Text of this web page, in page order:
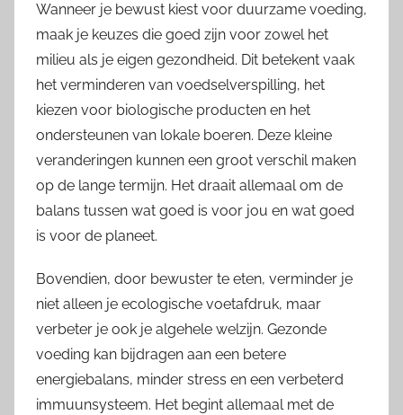
Wanneer je bewust kiest voor duurzame voeding,
maak je keuzes die goed zijn voor zowel het
milieu als je eigen gezondheid. Dit betekent vaak
het verminderen van voedselverspilling, het
kiezen voor biologische producten en het
ondersteunen van lokale boeren. Deze kleine
veranderingen kunnen een groot verschil maken
op de lange termijn. Het draait allemaal om de
balans tussen wat goed is voor jou en wat goed
is voor de planeet.
Bovendien, door bewuster te eten, verminder je
niet alleen je ecologische voetafdruk, maar
verbeter je ook je algehele welzijn. Gezonde
voeding kan bijdragen aan een betere
energiebalans, minder stress en een verbeterd
immuunsysteem. Het begint allemaal met de